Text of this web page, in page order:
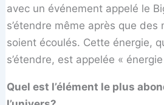
avec un événement appelé le
s’étendre même après que des
soient écoulés. Cette énergie,
s’étendre, est appelée «
Quel est l’élément le plus